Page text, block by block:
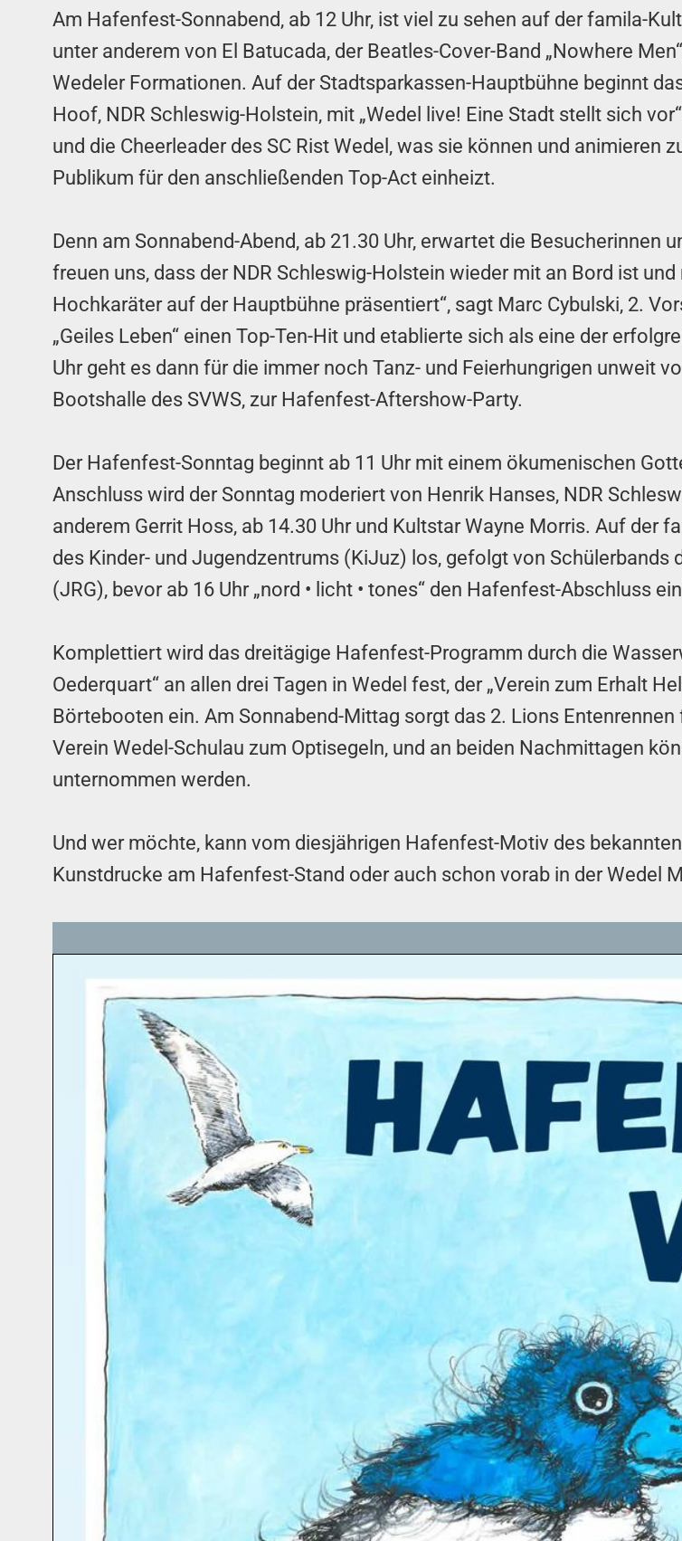
Am Hafenfest-Sonnabend, ab 12 Uhr, ist viel zu sehen auf der famila-
unter anderem von El Batucada, der Beatles-Cover-Band „Nowhere
Wedeler Formationen. Auf der Stadtsparkassen-Hauptbühne beginnt
Hoof, NDR Schleswig-Holstein, mit „Wedel live! Eine Stadt stellt sich
und die Cheerleader des SC Rist Wedel, was sie können und animieren
Publikum für den anschließenden Top-Act einheizt.
Denn am Sonnabend-Abend, ab 21.30 Uhr, erwartet die Besucherinnen
freuen uns, dass der NDR Schleswig-Holstein wieder mit an Bord ist und
Hochkaräter auf der Hauptbühne präsentiert“, sagt Marc Cybulski, 2.
„Geiles Leben“ einen Top-Ten-Hit und etablierte sich als eine der
Uhr geht es dann für die immer noch Tanz- und Feierhungrigen unweit
Bootshalle des SVWS, zur Hafenfest-Aftershow-Party.
Der Hafenfest-Sonntag beginnt ab 11 Uhr mit einem ökumenischen
Anschluss wird der Sonntag moderiert von Henrik Hanses, NDR
anderem Gerrit Hoss, ab 14.30 Uhr und Kultstar Wayne Morris. Auf der
des Kinder- und Jugendzentrums (KiJuz) los, gefolgt von
(JRG), bevor ab 16 Uhr „nord • licht • tones“ den Hafenfest-Abschluss
Komplettiert wird das dreitägige Hafenfest-Programm durch die
Oederquart“ an allen drei Tagen in Wedel fest, der „Verein zum Erhalt
Börtebooten ein. Am Sonnabend-Mittag sorgt das 2. Lions
Verein Wedel-Schulau zum Optisegeln, und an beiden Nachmittagen
unternommen werden.
Und wer möchte, kann vom diesjährigen Hafenfest-Motiv des
Kunstdrucke am Hafenfest-Stand oder auch schon vorab in der Wedel